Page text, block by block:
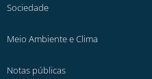
Sociedade
Meio Ambiente e Clima
Notas públicas